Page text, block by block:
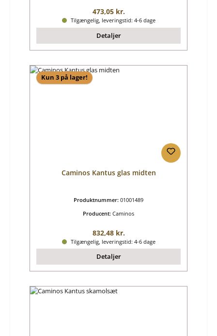
Almindelig pris:
473,05 kr.
Tilgængelig, leveringstid: 4-6 dage
Detaljer
Kun 3 på lager!
Caminos Kantus glas midten
Produktnummer: 01001489
Producent: Caminos
Almindelig pris:
832,48 kr.
Tilgængelig, leveringstid: 4-6 dage
Detaljer